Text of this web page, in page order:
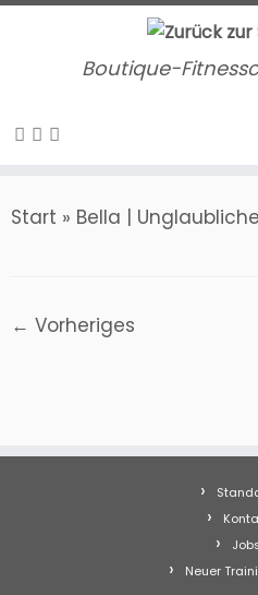
Zum
Boutique-
Start » Bella |
← Vorheriges
Neuer